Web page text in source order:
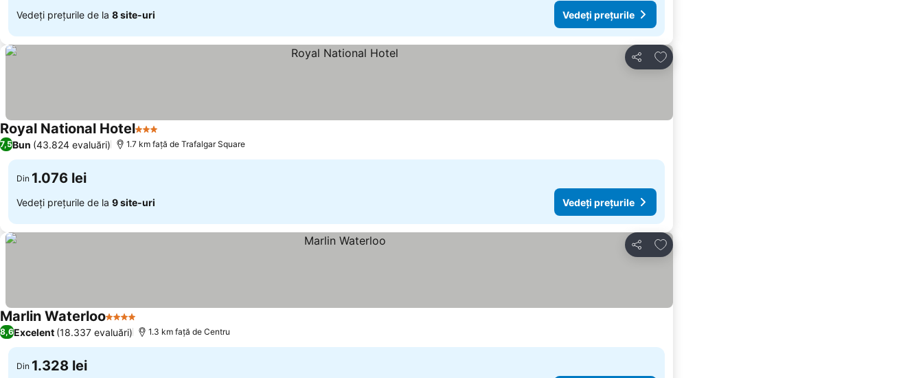
Vedeți prețurile de la 8 site-uri Vedeți prețurile
Distribuiți
Adăugaţi la favorite
Royal National Hotel3 Stele
7,5Bun (43.824 evaluări) 1.7 km faţă de Trafalgar Square
Din 1.076 lei
Vedeți prețurile de la 9 site-uri Vedeți prețurile
Distribuiți
Adăugaţi la favorite
Marlin Waterloo4 Stele
8,6Excelent (18.337 evaluări) 1.3 km faţă de Centru
Din 1.328 lei